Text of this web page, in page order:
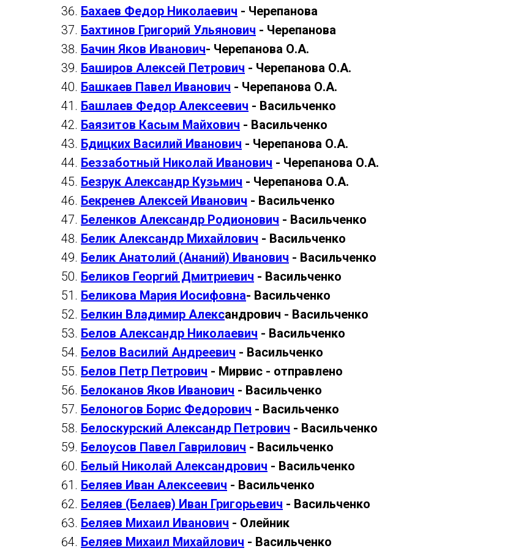
Бахаев Федор Николаевич - Черепанова
Бахтинов Григорий Ульянович - Черепанова
Бачин Яков Иванович- Черепанова О.А.
Баширов Алексей Петрович - Черепанова О.А.
Башкаев Павел Иванович - Черепанова О.А.
Башлаев Федор Алексеевич - Васильченко
Баязитов Касым Майхович - Васильченко
Бдицких Василий Иванович - Черепанова О.А.
Беззаботный Николай Иванович - Черепанова О.А.
Безрук Александр Кузьмич - Черепанова О.А.
Бекренев Алексей Иванович - Васильченко
Беленков Александр Родионович - Васильченко
Белик Александр Михайлович - Васильченко
Белик Анатолий (Ананий) Иванович - Васильченко
Беликов Георгий Дмитриевич - Васильченко
Беликова Мария Иосифовна- Васильченко
Белкин Владимир Александрович - Васильченко
Белов Александр Николаевич - Васильченко
Белов Василий Андреевич - Васильченко
Белов Петр Петрович - Мирвис - отправлено
Белоканов Яков Иванович - Васильченко
Белоногов Борис Федорович - Васильченко
Белоскурский Александр Петрович - Васильченко
Белоусов Павел Гаврилович - Васильченко
Белый Николай Александрович - Васильченко
Беляев Иван Алексеевич - Васильченко
Беляев (Белаев) Иван Григорьевич - Васильченко
Беляев Михаил Иванович - Олейник
Беляев Михаил Михайлович - Васильченко